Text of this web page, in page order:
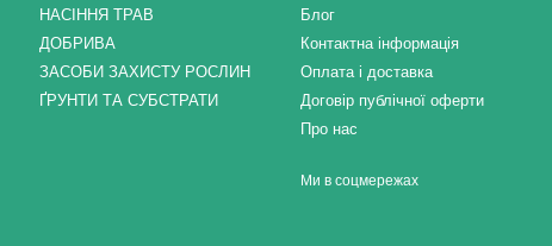
НАСІННЯ ТРАВ
ДОБРИВА
ЗАСОБИ ЗАХИСТУ РОСЛИН
ҐРУНТИ ТА СУБСТРАТИ
Блог
Контактна інформація
Оплата і доставка
Договір публічної оферти
Про нас
Ми в соцмережах